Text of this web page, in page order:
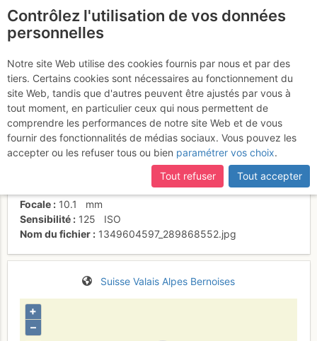
Vue sur cabane Prabé
Date/heure
15 nov. 2011 10:24
Contributeur
mabfranck
Type d'image (licence)
collaboratif (CC by-sa)
Nom de l'APN
SONY DSC-HX5V
s
Focale
10.1
mm
Sensibilité
125
ISO
Nom du fichier
1349604597_289868552.jpg
Suisse Valais Alpes Bernoises
+
–
Contrôlez l'utilisation de vos données
personnelles
Notre site Web utilise des cookies fournis par nous et par des
tiers. Certains cookies sont nécessaires au fonctionnement du
site Web, tandis que d'autres peuvent être ajustés par vous à
tout moment, en particulier ceux qui nous permettent de
comprendre les performances de notre site Web et de vous
fournir des fonctionnalités de médias sociaux. Vous pouvez les
accepter ou les refuser tous ou bien paramétrer vos choix.
Tout refuser
Tout accepter